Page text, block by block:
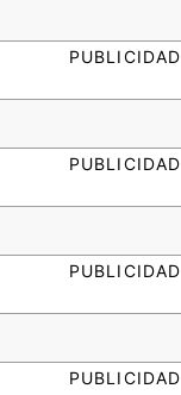
PUBLICIDAD
PUBLICIDAD
PUBLICIDAD
PUBLICIDAD